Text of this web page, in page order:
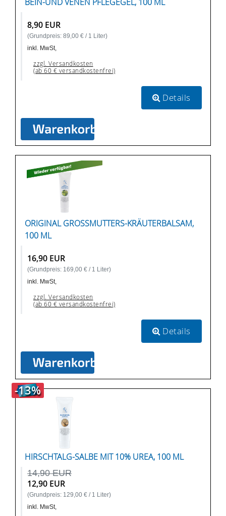
8,90 EUR
(Grundpreis: 89,00 € / 1 Liter)
inkl. MwSt,
zzgl. Versandkosten
(ab 60 € versandkostenfrei)
Details
ORIGINAL GROSSMUTTERS-KRÄUTERBALSAM, 1
00 ML
16,90 EUR
(Grundpreis: 169,00 € / 1 Liter)
inkl. MwSt,
zzgl. Versandkosten
(ab 60 € versandkostenfrei)
Details
-13%
HIRSCHTALG-SALBE MIT 10% UREA, 100 ML
14,90 EUR
12,90 EUR
(Grundpreis: 129,00 € / 1 Liter)
inkl. MwSt,